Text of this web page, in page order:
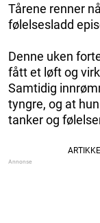
Tårene renner
følelsesladd
Denne uken
fått et løft og
Samtidig
tyngre, og at
tanker og